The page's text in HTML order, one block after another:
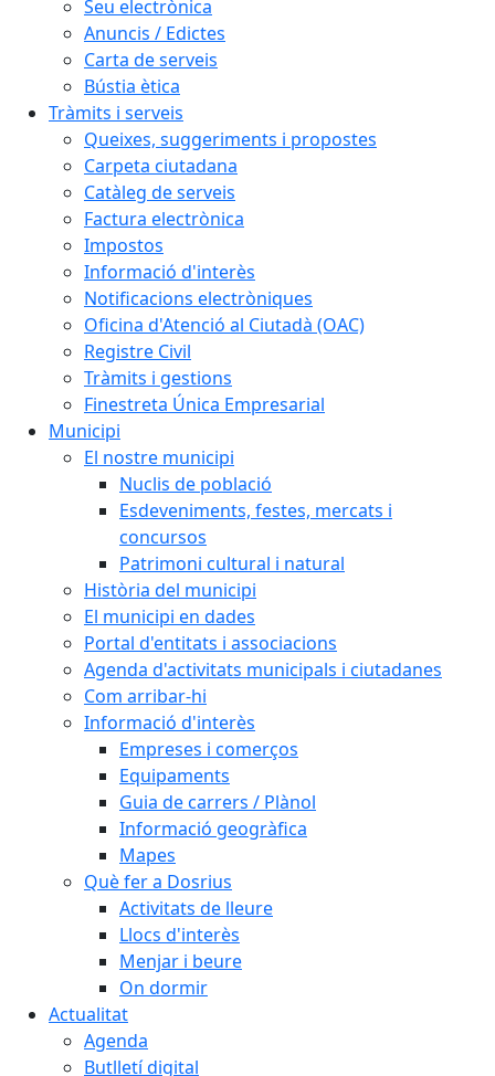
Seu electrònica
Anuncis / Edictes
Carta de serveis
Bústia ètica
Tràmits i serveis
Queixes, suggeriments i propostes
Carpeta ciutadana
Catàleg de serveis
Factura electrònica
Impostos
Informació d'interès
Notificacions electròniques
Oficina d'Atenció al Ciutadà (OAC)
Registre Civil
Tràmits i gestions
Finestreta Única Empresarial
Municipi
El nostre municipi
Nuclis de població
Esdeveniments, festes, mercats i
concursos
Patrimoni cultural i natural
Història del municipi
El municipi en dades
Portal d'entitats i associacions
Agenda d'activitats municipals i ciutadanes
Com arribar-hi
Informació d'interès
Empreses i comerços
Equipaments
Guia de carrers / Plànol
Informació geogràfica
Mapes
Què fer a Dosrius
Activitats de lleure
Llocs d'interès
Menjar i beure
On dormir
Actualitat
Agenda
Butlletí digital